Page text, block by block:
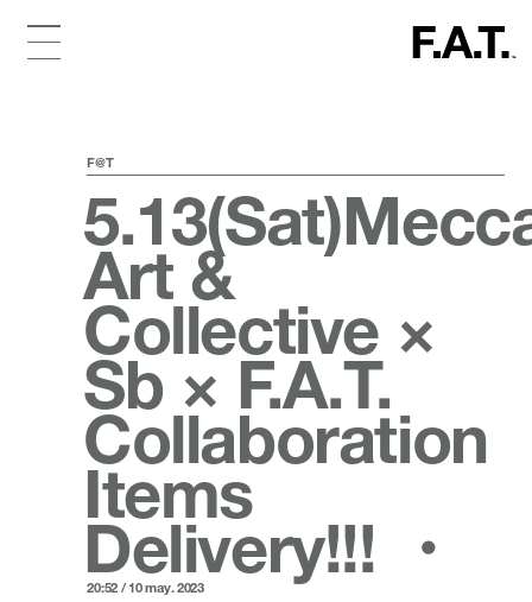
F@T
Art &
Collective ×
Sb × F.A.T.
Collaboration
Items
Delivery!!! ・
20:52 / 10 may. 2023